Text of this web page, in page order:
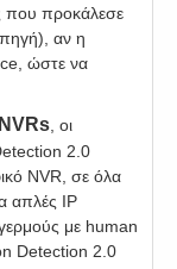
που προκάλεσε
αν η
ώστε να
, οι
2.0
NVR, σε όλα
απλές IP
με human
Detection 2.0